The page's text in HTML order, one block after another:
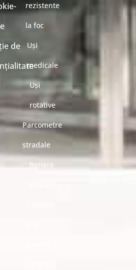
de
rezistente
la foc
Uși
medicale
Uși
rotative
Parcometre
stradale
Bariere